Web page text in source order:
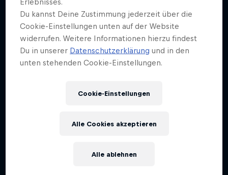
Bang on Time
Wenn sich das Red Bull Skydive Team &
Du kannst Deine Zustimmung jederzeit über die
Cookie-Einstellungen unten auf der Website
widerrufen. Weitere Informationen hierzu findest
Du in unserer Datenschutzerklärung und in den
unten stehenden Cookie-Einstellungen.
Cookie-Einstellungen
Alle ablehnen
Alle Cookies akzeptieren